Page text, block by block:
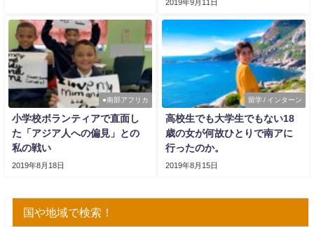
2019年9月11日
●南部アフリカ
小学校ボランティアで直面し
た「アジア人への偏見」との
私の戦い
2019年8月18日
留学 / インターン
高校生でも大学生でもない18
歳の女が何故ひとりで南アに
行ったのか。
2019年8月15日
国や地域で検索！